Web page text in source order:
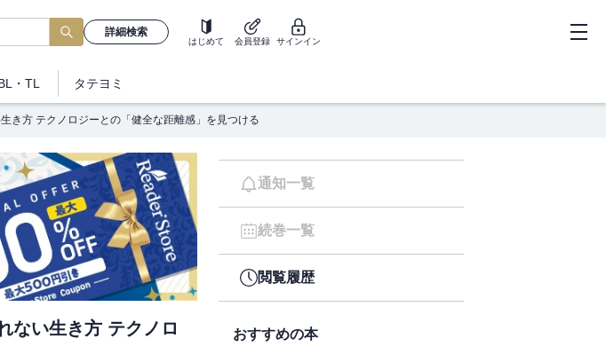
詳細検索
はじめて 会員登録 サインイン
・TL タテヨミ
き方 テクノロジーとの「健全な距離感」を見つける
ない生き方 テクノロ
通知一覧
続巻一覧
閲覧履歴
おすすめの本